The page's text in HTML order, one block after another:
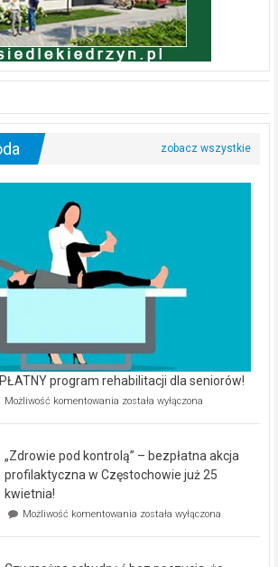
program rehabilitacji dla seniorów!
Możliwość komentowania Rusza
rehabilitacji
dla
została wyłączona
„Zdrowie pod kontrolą” – bezpłatna akcja
profilaktyczna w Częstochowie już 25
kwietnia!
Możliwość komentowania „Zdrowie
została wyłączona